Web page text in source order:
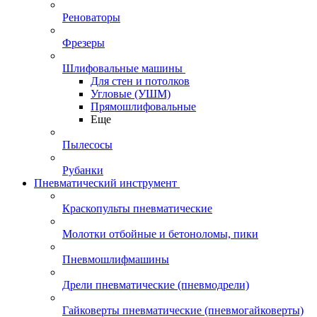
Реноваторы
Фрезеры
Шлифовальные машины
Для стен и потолков
Угловые (УШМ)
Прямошлифовальные
Еще
Пылесосы
Рубанки
Пневматический инструмент
Краскопульты пневматические
Молотки отбойные и бетоноломы, пики
Пневмошлифмашины
Дрели пневматические (пневмодрели)
Гайковерты пневматические (пневмогайковерты)